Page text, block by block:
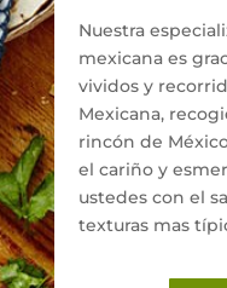
Nuestra
mexicana es
vividos y
Mexicana,
rincón de
el cariño y
ustedes con el
texturas mas